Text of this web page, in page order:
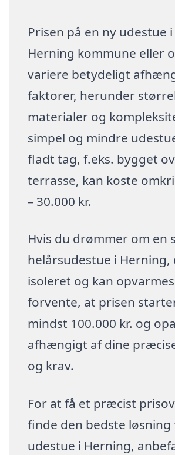
Prisen på en ny udestue
Herning kommune eller
variere betydeligt
faktorer, herunder
materialer og
simpel og mindre
fladt tag, f.eks. bygget
terrasse, kan koste
– 30.000 kr.
Hvis du drømmer om en
helårsudestue i Herning,
isoleret og kan
forvente, at prisen
mindst 100.000 kr. og
afhængigt af dine
og krav.
For at få et præcist
finde den bedste løsning
udestue i Herning,